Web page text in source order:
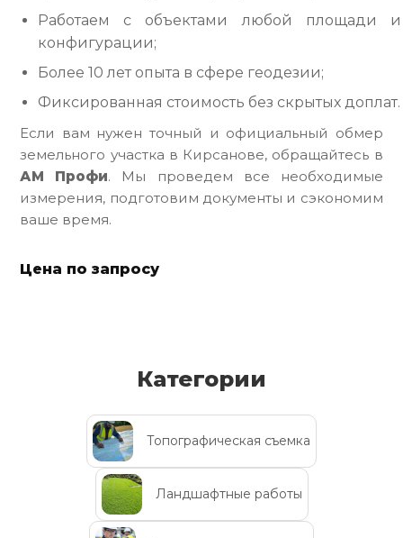
Работаем с объектами любой площади и
конфигурации;
Более 10 лет опыта в сфере геодезии;
Фиксированная стоимость без скрытых доплат.
Если вам нужен точный и официальный обмер
земельного участка в Кирсанове, обращайтесь в
АМ Профи. Мы проведем все необходимые
измерения, подготовим документы и сэкономим
ваше время.
Цена по запросу
Категории
Топографическая съемка
Ландшафтные работы